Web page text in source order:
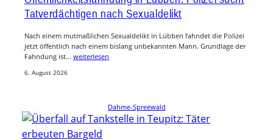
Tatverdächtigen nach Sexualdelikt
Nach einem mutmaßlichen Sexualdelikt in Lübben fahndet die Polizei
jetzt öffentlich nach einem bislang unbekannten Mann. Grundlage der
Fahndung ist… weiterlesen
6. August 2026
Dahme-Spreewald